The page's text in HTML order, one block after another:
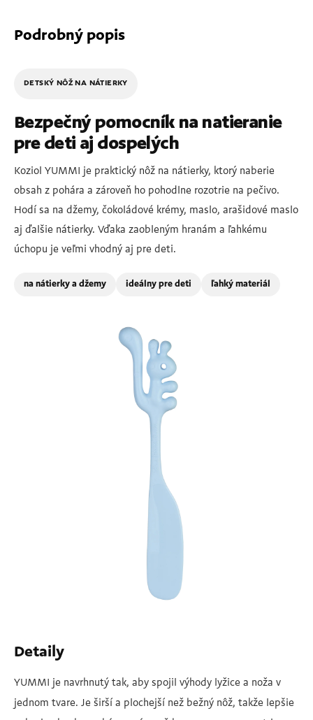
Podrobný popis
DETSKÝ NÔŽ NA NÁTIERKY
Bezpečný pomocník na natieranie
pre deti aj dospelých
Koziol YUMMI je praktický nôž na nátierky, ktorý naberie
obsah z pohára a zároveň ho pohodlne rozotrie na pečivo.
Hodí sa na džemy, čokoládové krémy, maslo, arašidové maslo
aj ďalšie nátierky. Vďaka zaobleným hranám a ľahkému
úchopu je veľmi vhodný aj pre deti.
na nátierky a džemy ideálny pre deti ľahký materiál
Detaily
YUMMI je navrhnutý tak, aby spojil výhody lyžice a noža v
jednom tvare. Je širší a plochejší než bežný nôž, takže lepšie